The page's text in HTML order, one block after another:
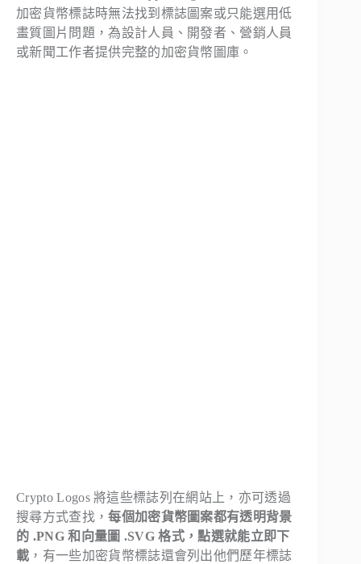
加密貨幣標誌時無法找到標誌圖案或只能選用低
畫質圖片問題，為設計人員、開發者、營銷人員
或新聞工作者提供完整的加密貨幣圖庫。
Crypto Logos 將這些標誌列在網站上，亦可透過
搜尋方式查找，每個加密貨幣圖案都有透明背景
的 .PNG 和向量圖 .SVG 格式，點選就能立即下
載 ，有一些加密貨幣標誌還會列出他們歷年標誌